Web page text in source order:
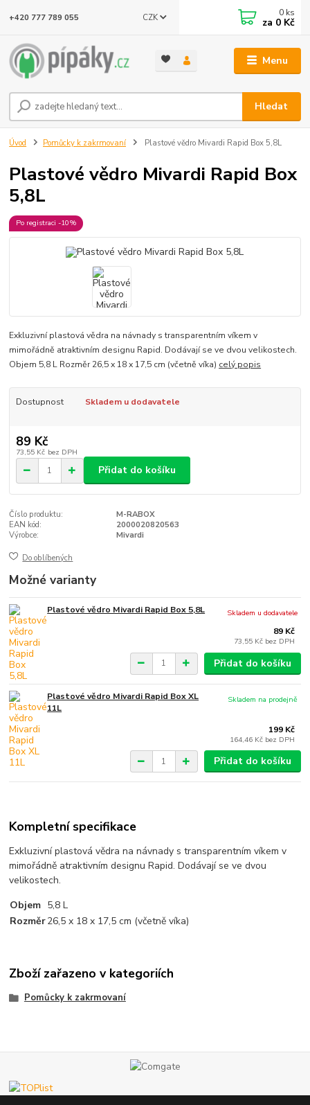
Menu
CZK
Hledat
+420 777 789 055 0 ks
za 0 Kč
Úvod Pomůcky k zakrmovaní Plastové vědro Mivardi Rapid Box 5,8L
Plastové vědro Mivardi Rapid Box
5,8L
Po registraci -10%
Exkluzivní plastová vědra na návnady s transparentním víkem v
mimořádně atraktivním designu Rapid. Dodávají se ve dvou velikostech.
Objem 5,8 L Rozměr 26,5 x 18 x 17,5 cm (včetně víka) celý popis
Dostupnost Skladem u dodavatele
89 Kč
73,55 Kč bez DPH
Přidat do košíku
Číslo produktu:
M-RABOX
EAN kód:
2000020820563
Výrobce:
Mivardi
Do oblíbených
Možné varianty
Plastové vědro Mivardi Rapid Box 5,8L
89 Kč
73,55 Kč bez DPH
Skladem u dodavatele
Přidat do košíku
Plastové vědro Mivardi Rapid Box XL
11L
199 Kč
164,46 Kč bez DPH
Skladem na prodejně
Přidat do košíku
Kompletní specifikace
Exkluzivní plastová vědra na návnady s transparentním víkem v
mimořádně atraktivním designu Rapid. Dodávají se ve dvou
velikostech.
Objem 5,8 L
Rozměr26,5 x 18 x 17,5 cm (včetně víka)
Zboží zařazeno v kategoriích
Pomůcky k zakrmovaní